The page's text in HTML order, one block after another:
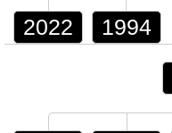
2022 1994